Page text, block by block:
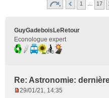
1 17
GuyGadeboisLeRetour
Econologue expert
Re: Astronomie:
29/01/21, 14:35